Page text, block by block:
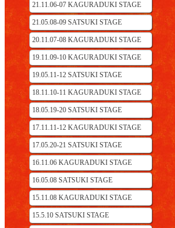
21.11.06-07 KAGURADUKI STAGE
21.05.08-09 SATSUKI STAGE
20.11.07-08 KAGURADUKI STAGE
19.11.09-10 KAGURADUKI STAGE
19.05.11-12 SATSUKI STAGE
18.11.10-11 KAGURADUKI STAGE
18.05.19-20 SATSUKI STAGE
17.11.11-12 KAGURADUKI STAGE
17.05.20-21 SATSUKI STAGE
16.11.06 KAGURADUKI STAGE
16.05.08 SATSUKI STAGE
15.11.08 KAGURADUKI STAGE
15.5.10 SATSUKI STAGE